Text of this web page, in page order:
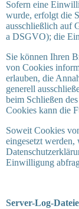
Sofern eine
wurde, erfolgt die
ausschließlich auf
a DSGVO); die
Sie können Ihren
von Cookies
erlauben, die
generell
beim Schließen
Cookies kann die
Soweit Cookies
eingesetzt
Einwilligung
Server-Log-